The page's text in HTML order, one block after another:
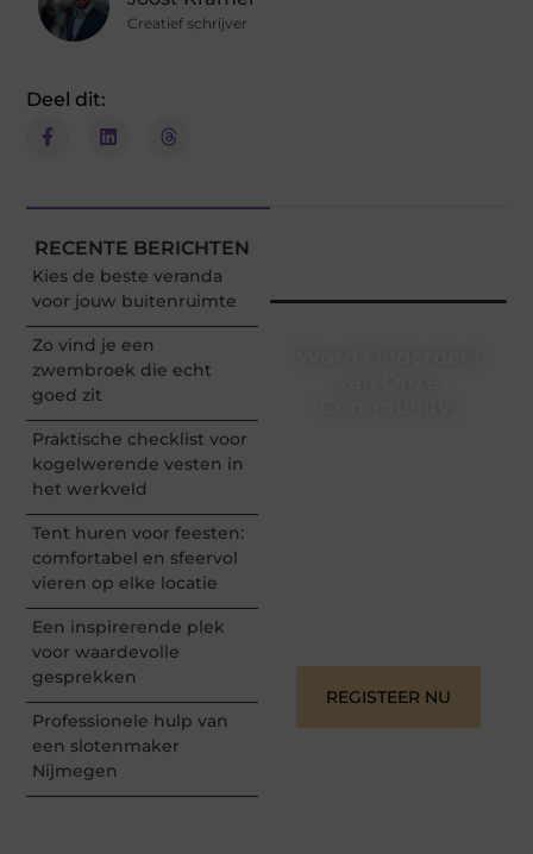
Creatief schrijver
Deel dit:
RECENTE BERICHTEN
Kies de beste veranda
voor jouw buitenruimte
Zo vind je een
zwembroek die echt
goed zit
Praktische checklist voor
kogelwerende vesten in
het werkveld
Tent huren voor feesten:
comfortabel en sfeervol
vieren op elke locatie
Een inspirerende plek
voor waardevolle
gesprekken
Professionele hulp van
een slotenmaker
Nijmegen
REGISTEER NU